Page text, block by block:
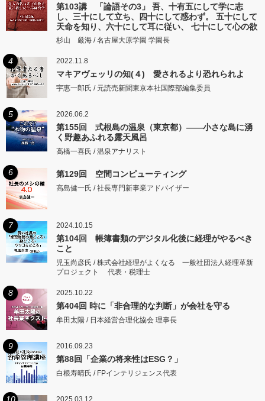
第103講 「論語その3」 吾、十有五にして学に志
し、三十にして立ち、四十にして惑わず。 五十にして
天命を知り、六十にして耳に従い、 七十にして心の欲
するところに従いて矩をこえず。
杉山 厳海 / 名古屋大原学園 学園長
4 2022.11.8
マキアヴェッリの知(４) 愛されるより恐れられよ
宇惠一郎氏 / 元読売新聞東京本社国際部編集委員
5 2026.06.2
第155回 式根島の温泉（東京都）――小さな島に湧
く野趣あふれる露天風呂
高橋一喜氏 / 温泉アナリスト
6 第129回 空間コンピューティング
高島健一氏 / 社長専門新事業アドバイザー
7 2024.10.15
第104回 帳簿書類のデジタル化後に経理がやるべき
こと
児玉尚彦氏 / 株式会社経理がよくなる 一般社団法人経理革新
プロジェクト 代表・税理士
8 2025.10.22
第404回 時に「非合理的な判断」が会社を守る
牟田太陽 / 日本経営合理化協会 理事長
9 2016.09.23
第88回「企業の将来性はESG？」
白根寿晴氏 / FPインテリジェンス代表